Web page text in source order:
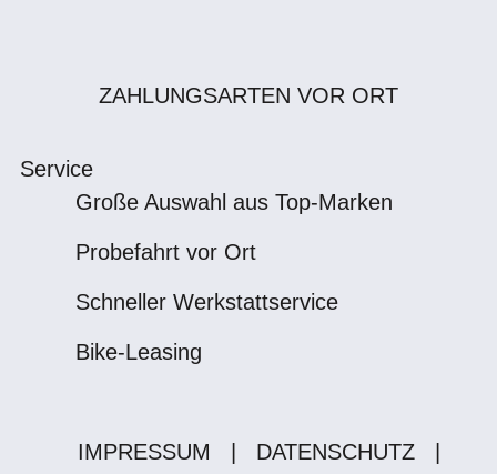
ZAHLUNGSARTEN VOR ORT
Service
Große Auswahl aus Top-Marken
Probefahrt vor Ort
Schneller Werkstattservice
Bike-Leasing
IMPRESSUM DATENSCHUTZ